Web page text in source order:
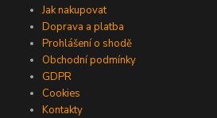
Jak nakupovat
Doprava a platba
Prohlášení o shodě
Obchodní podmínky
GDPR
Cookies
Kontakty